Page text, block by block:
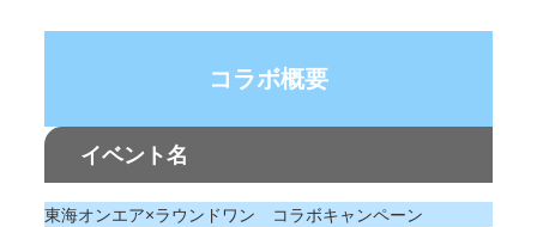
コラボ概要
イベント名
東海オンエア×ラウンドワン コラボキャンペーン